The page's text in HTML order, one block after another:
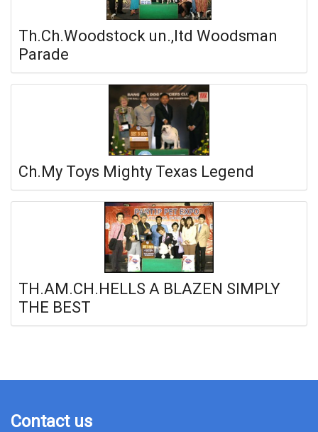
Th.Ch.Woodstock un.,ltd Woodsman
Parade
Ch.My Toys Mighty Texas Legend
TH.AM.CH.HELLS A BLAZEN SIMPLY
THE BEST
Contact us